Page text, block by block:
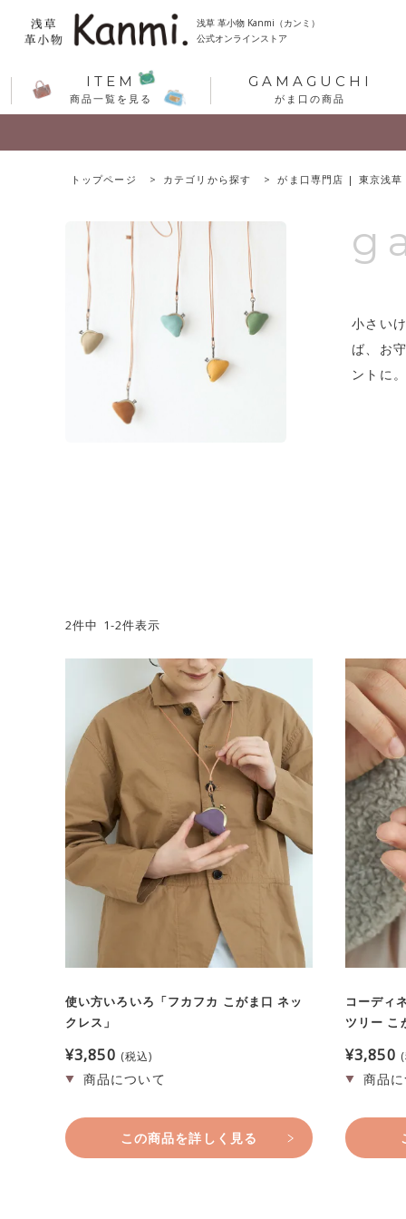
浅草 革小物 Kanmi（カンミ）
公式オンラインストア
ITEM
商品一覧を見る
GAMAGUCHI
がま口の商品
トップページ カテゴリから探す がま口専門店 | 東京浅
小さい
ば、お
ントに
2件中 1-2件表示
使い方いろいろ「フカフカ こがま口 ネッ
クレス」
¥3,850 税込
この商品を詳しく見る
コーディ
ツリー こ
¥3,850